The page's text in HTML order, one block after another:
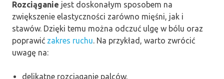
Rozciąganie jest doskonałym sposobem na
zwiększenie elastyczności zarówno mięśni, jak i
stawów. Dzięki temu można odczuć ulgę w bólu oraz
poprawić zakres ruchu . Na przykład, warto zwrócić
uwagę na:
delikatne rozciąganie palców,